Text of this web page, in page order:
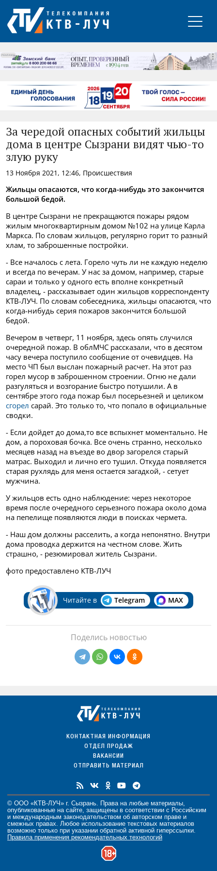
РЕКЛАМА
За чередой опасных событий жильцы
дома в центре Сызрани видят чью-то
злую руку
13 Ноября 2021, 12:46, Происшествия
Жильцы опасаются, что когда-нибудь это закончится
большой бедой.
В центре Сызрани не прекращаются пожары рядом
жилым многоквартирным домом №102 на улице Карла
Маркса. По словам жильцов, регулярно горит то разный
хлам, то заброшенные постройки.
- Все началось с лета. Горело чуть ли не каждую неделю
и всегда по вечерам. У нас за домом, например, старые
сараи и только у одного есть вполне конкретный
владелец, - рассказывает один жильцов корреспонденту
КТВ-ЛУЧ. По словам собеседника, жильцы опасаются, что
когда-нибудь серия пожаров закончится большой
бедой.
Вечером в четверг, 11 ноября, здесь опять случился
очередной пожар. В облМЧС рассказали, что в десятом
часу вечера поступило сообщение от очевидцев. На
место ЧП был выслан пожарный расчет. На этот раз
горел мусор в заброшенном строении. Огню не дали
разгуляться и возгорание быстро потушили. А в
сентябре этого года пожар был посерьезней и целиком
сгорел сарай. Это только то, что попало в официальные
сводки.
- Если дойдет до дома,то все вспыхнет моментально. Не
дом, а пороховая бочка. Все очень странно, несколько
месяцев назад на въезде во двор загорелся старый
матрас. Выходил и лично его тушил. Откуда появляется
старая рухлядь для меня остается загадкой, - сетует
мужчина.
У жильцов есть одно наблюдение: через некоторое
время после очередного серьезного пожара около дома
на пепелище появляются люди в поисках чермета.
- Наш дом должны расселить, а когда непонятно. Внутри
дома проводка держится на честном слове. Жить
страшно, - резюмировал житель Сызрани.
фото предоставлено КТВ-ЛУЧ
Читайте в Telegram MAX
Поделись новостью
КОНТАКТНАЯ ИНФОРМАЦИЯ
ОТДЕЛ ПРОДАЖ
ВАКАНСИИ
ОТПРАВИТЬ МАТЕРИАЛ
© ООО «КТВ-ЛУЧ» г. Сызрань. Права на любые материалы
опубликованные на сайте, защищены в соответствии с Российским
и международным законодательством об авторском праве и
смежных правах. Любое использование текстовых материалов
возможно только при указании обратной активной гиперссылки.
Правила применения рекомендательных технологий